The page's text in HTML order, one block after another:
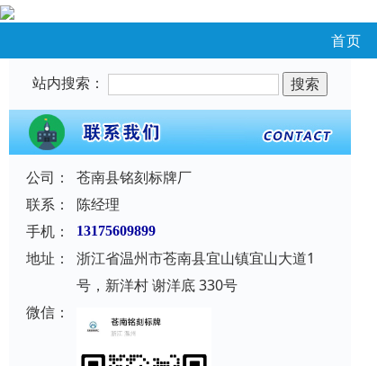
首页
站内搜索：
公司：
苍南县铭刻标牌厂
联系：
陈经理
手机：
13175609899
地址：
浙江省温州市苍南县宜山镇宜山大道1
号，新洋村 谢洋底 330号
微信：